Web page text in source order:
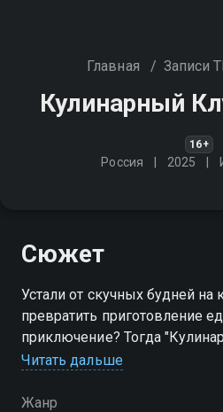
Главная / Записи
Кулинарный
16+
Россия 2025
Сюжет
Устали от скучных будней на
превратить приготовление
приключение? Тогда
именно то, что вам нужно!
Посмотреть онлайн 1 сезон
Читать дальше
Жанр